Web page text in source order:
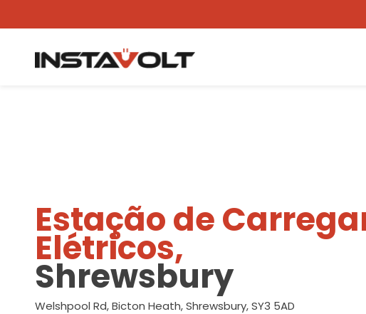
Ver outra localização
Estação de
Elétricos,
Shrewsbury
Welshpool Rd, Bicton Heath, Shrewsbury, SY3 5AD